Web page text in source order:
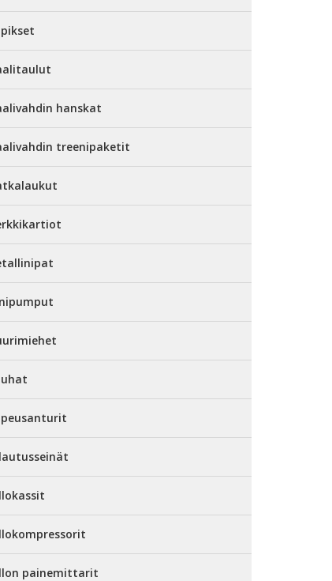
hanskat
treenipaketit
painemittarit